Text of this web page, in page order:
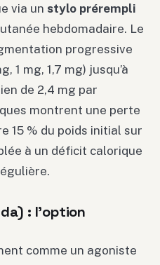
via un stylo prérempli
hebdomadaire. Le
progressive
1 mg, 1,7 mg) jusqu’à
de 2,4 mg par
montrent une perte
15 % du poids initial sur
à un déficit calorique
: l’option
comme un agoniste